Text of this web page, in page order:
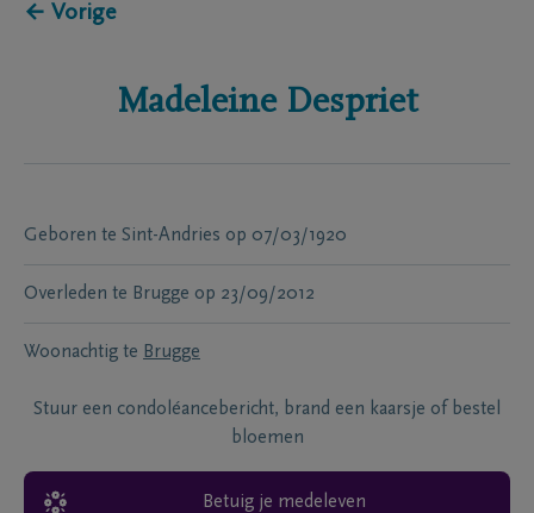
← Vorige
Madeleine Despriet
Geboren te Sint-Andries op 07/03/1920
Overleden te Brugge op 23/09/2012
Woonachtig te Brugge
Stuur een condoléancebericht, brand een kaarsje of bestel
bloemen
Betuig je medeleven